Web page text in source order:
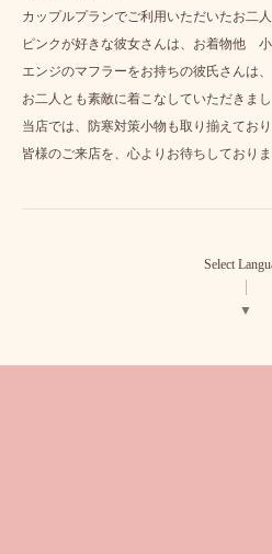
カップルプランでご利用いただいたお二
ピンクが好きな彼女さんは、お着物他
エンジのマフラーをお持ちの彼氏さんは
お二人とも素敵に着こなしていただきまし
当店では、防寒対策小物も取り揃えており
皆様のご来店を、心よりお待ちしておりま
Select
▼